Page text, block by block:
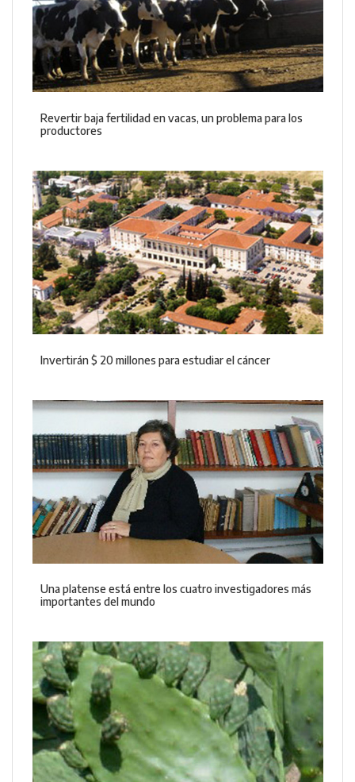
Revertir baja fertilidad en vacas, un problema para los
productores
Invertirán $ 20 millones para estudiar el cáncer
Una platense está entre los cuatro investigadores más
importantes del mundo